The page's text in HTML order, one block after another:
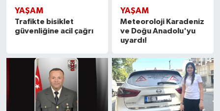
YAŞAM
Trafikte bisiklet
güvenliğine acil çağrı
YAŞAM
Meteoroloji Karadeniz
ve Doğu Anadolu'yu
uyardı!